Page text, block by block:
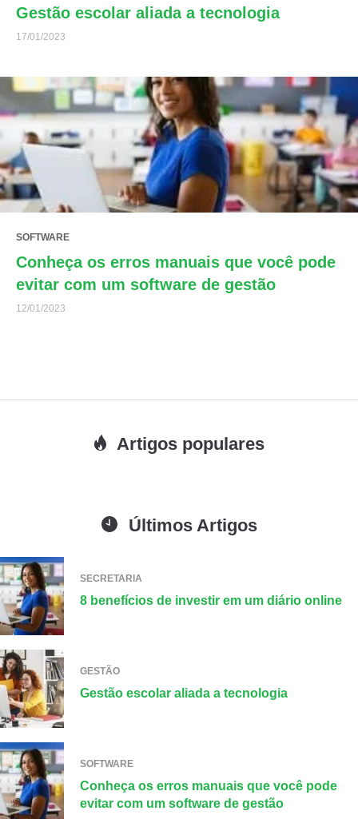
Gestão escolar aliada a tecnologia
17/01/2023
SOFTWARE
Conheça os erros manuais que você pode
evitar com um software de gestão
12/01/2023
Artigos populares
Últimos Artigos
SECRETARIA
8 benefícios de investir em um diário online
GESTÃO
Gestão escolar aliada a tecnologia
SOFTWARE
Conheça os erros manuais que você pode
evitar com um software de gestão